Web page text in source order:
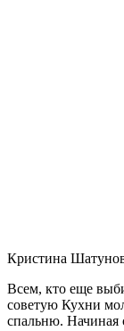
Кристина
Всем, кто еще
советую Кухни
спальню. Начиная